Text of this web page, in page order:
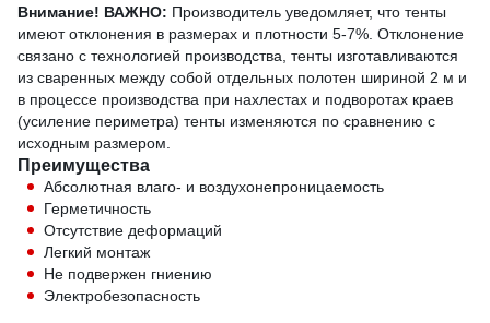
Внимание! ВАЖНО: Производитель уведомляет, что тенты
имеют отклонения в размерах и плотности 5-7%. Отклонение
связано с технологией производства, тенты изготавливаются
из сваренных между собой отдельных полотен шириной 2 м и
в процессе производства при нахлестах и подворотах краев
(усиление периметра) тенты изменяются по сравнению с
исходным размером.
Преимущества
Абсолютная влаго- и воздухонепроницаемость
Герметичность
Отсутствие деформаций
Легкий монтаж
Не подвержен гниению
Электробезопасность